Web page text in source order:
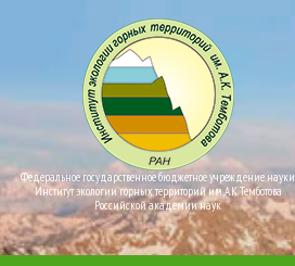
Федеральное государственное бюджетное учреждение науки
Институт экологии горных территорий им. А.К. Темботова
Российской академии наук